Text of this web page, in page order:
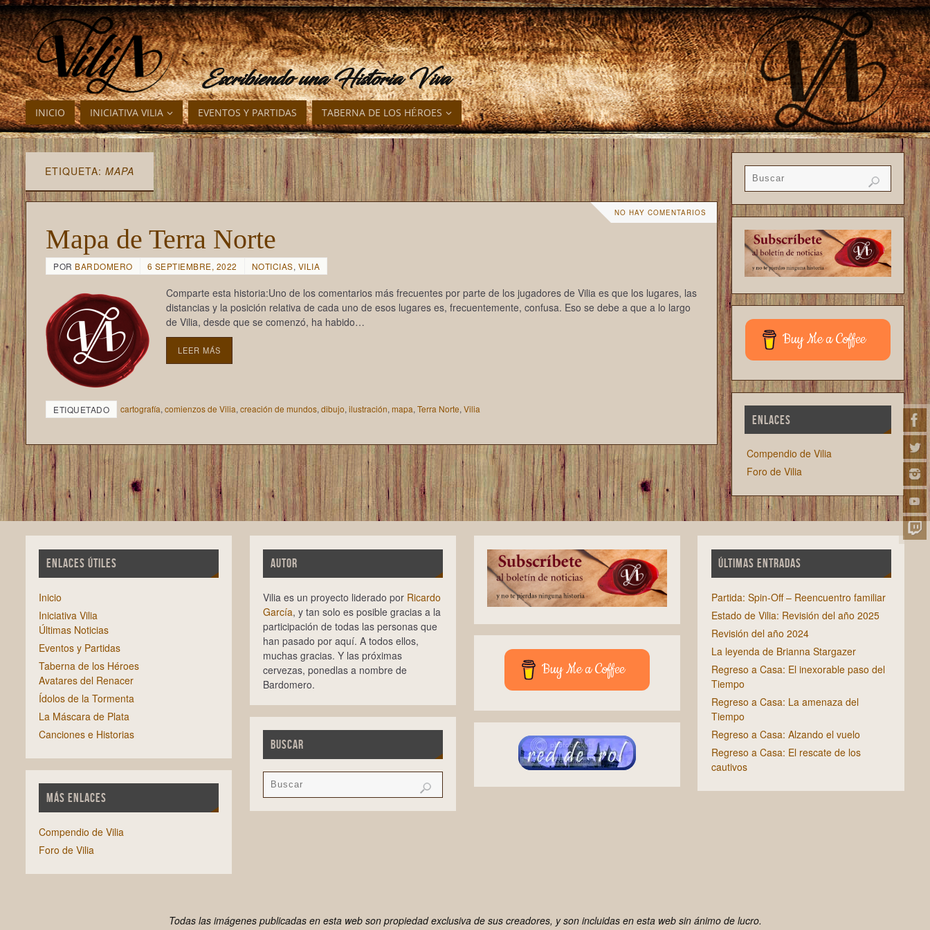
Escribiendo una Historia Viva
INICIO INICIATIVA VILIA EVENTOS Y PARTIDAS TABERNA DE LOS HÉROES
ETIQUETA: MAPA
NO HAY COMENTARIOS
Mapa de Terra Norte
POR BARDOMERO 6 SEPTIEMBRE, 2022 NOTICIAS, VILIA
Comparte esta historia:Uno de los comentarios más frecuentes por parte de los jugadores de Vilia es que los lugares, las
distancias y la posición relativa de cada uno de esos lugares es, frecuentemente, confusa. Eso se debe a que a lo largo
de Vilia, desde que se comenzó, ha habido…
LEER MÁS
ETIQUETADO cartografía, comienzos de Vilia, creación de mundos, dibujo, ilustración, mapa, Terra Norte, Vilia
Buy Me a Coffee
ENLACES
Compendio de Vilia
Foro de Vilia
ENLACES ÚTILES
Inicio
Iniciativa Vilia
Últimas Noticias
Eventos y Partidas
Taberna de los Héroes
Avatares del Renacer
Ídolos de la Tormenta
La Máscara de Plata
Canciones e Historias
MÁS ENLACES
Compendio de Vilia
Foro de Vilia
AUTOR
Vilia es un proyecto liderado por Ricardo
García, y tan solo es posible gracias a la
participación de todas las personas que
han pasado por aquí. A todos ellos,
muchas gracias. Y las próximas
cervezas, ponedlas a nombre de
Bardomero.
BUSCAR
Buy Me a Coffee
ÚLTIMAS ENTRADAS
Partida: Spin-Off – Reencuentro familiar
Estado de Vilia: Revisión del año 2025
Revisión del año 2024
La leyenda de Brianna Stargazer
Regreso a Casa: El inexorable paso del
Tiempo
Regreso a Casa: La amenaza del
Tiempo
Regreso a Casa: Alzando el vuelo
Regreso a Casa: El rescate de los
cautivos
Todas las imágenes publicadas en esta web son propiedad exclusiva de sus creadores, y son incluidas en esta web sin ánimo de lucro.